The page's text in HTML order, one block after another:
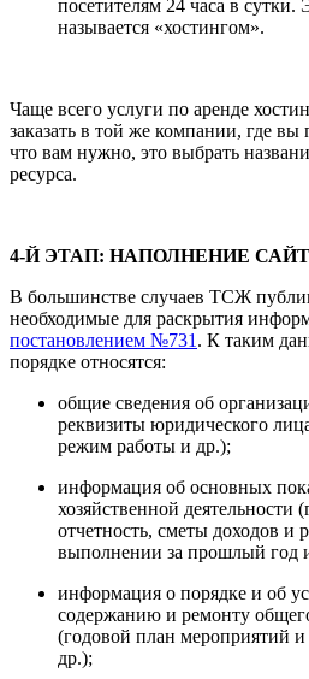
посетителям 24 часа в сутки.
называется «хостингом».
Чаще всего услуги по аренде
заказать в той же компании, где вы
что вам нужно, это выбрать
ресурса.
4-Й ЭТАП: НАПОЛНЕНИЕ
В большинстве случаев ТСЖ
необходимые для раскрытия
постановлением №731 . К таким
порядке относятся:
общие сведения об
реквизиты юридического
режим работы и др.);
информация об основных
хозяйственной деятельности
отчетность, сметы доходов и
выполнении за прошлый год
информация о порядке и об
содержанию и ремонту
(годовой план мероприятий
др.);